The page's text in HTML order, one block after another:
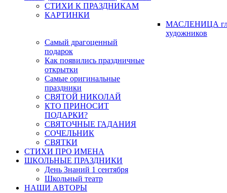
СТИХИ К ПРАЗДНИКАМ
КАРТИНКИ
МАСЛЕНИЦА
художников
Самый драгоценный
подарок
Как появились праздничные
открытки
Самые оригинальные
праздники
СВЯТОЙ НИКОЛАЙ
КТО ПРИНОСИТ
ПОДАРКИ?
СВЯТОЧНЫЕ ГАДАНИЯ
СОЧЕЛЬНИК
СВЯТКИ
СТИХИ ПРО ИМЕНА
ШКОЛЬНЫЕ ПРАЗДНИКИ
День Знаний 1 сентября
Школьный театр
НАШИ АВТОРЫ